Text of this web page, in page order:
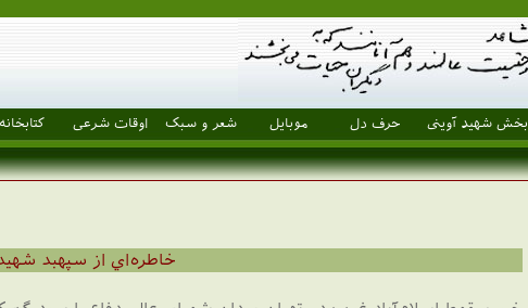
بخش شهید آوینی حرف دل موبایل شعر و سبک اوقات شرعی کتابخانه
خاطره‌اي از سپهبد